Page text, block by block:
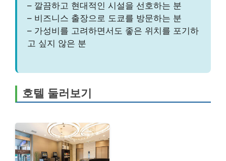
– 깔끔하고 현대적인 시설을 선호하는 분
– 비즈니스 출장으로 도쿄를 방문하는 분
– 가성비를 고려하면서도 좋은 위치를 포기하
고 싶지 않은 분
호텔 둘러보기